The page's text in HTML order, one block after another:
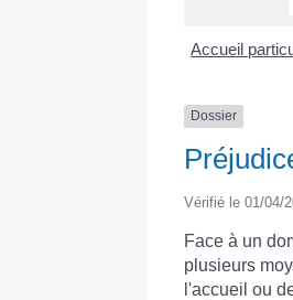
Accueil
Dossier
Vérifié le 01/04/
Face à un
plusieurs
l'accueil ou